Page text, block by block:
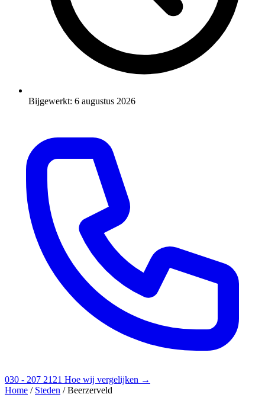
Bijgewerkt: 6 augustus 2026
030 - 207 2121 Hoe wij vergelijken →
Home / Steden / Beerzerveld